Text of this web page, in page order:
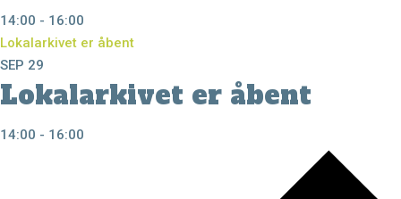
14:00 - 16:00
Lokalarkivet er åbent
SEP 29
Lokalarkivet er åbent
14:00 - 16:00